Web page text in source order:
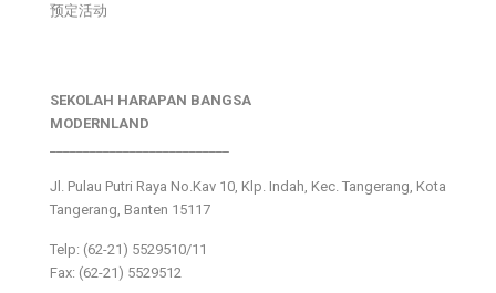
预定活动
SEKOLAH HARAPAN BANGSA
MODERNLAND
Jl. Pulau Putri Raya No.Kav 10, Klp. Indah, Kec. Tangerang, Kota
Tangerang, Banten 15117
Telp: (62-21) 5529510/11
Fax: (62-21) 5529512